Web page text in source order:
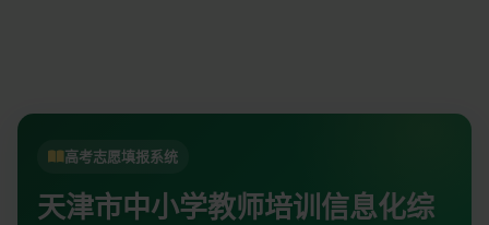
高考志愿填报系统
天津市中小学教师培训信息化综